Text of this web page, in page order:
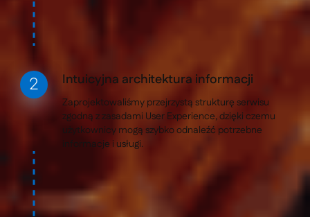
Intuicyjna architektura informacji
Zaprojektowaliśmy przejrzystą strukturę serwisu
zgodną z zasadami User Experience, dzięki czemu
użytkownicy mogą szybko odnaleźć potrzebne
informacje i usługi.